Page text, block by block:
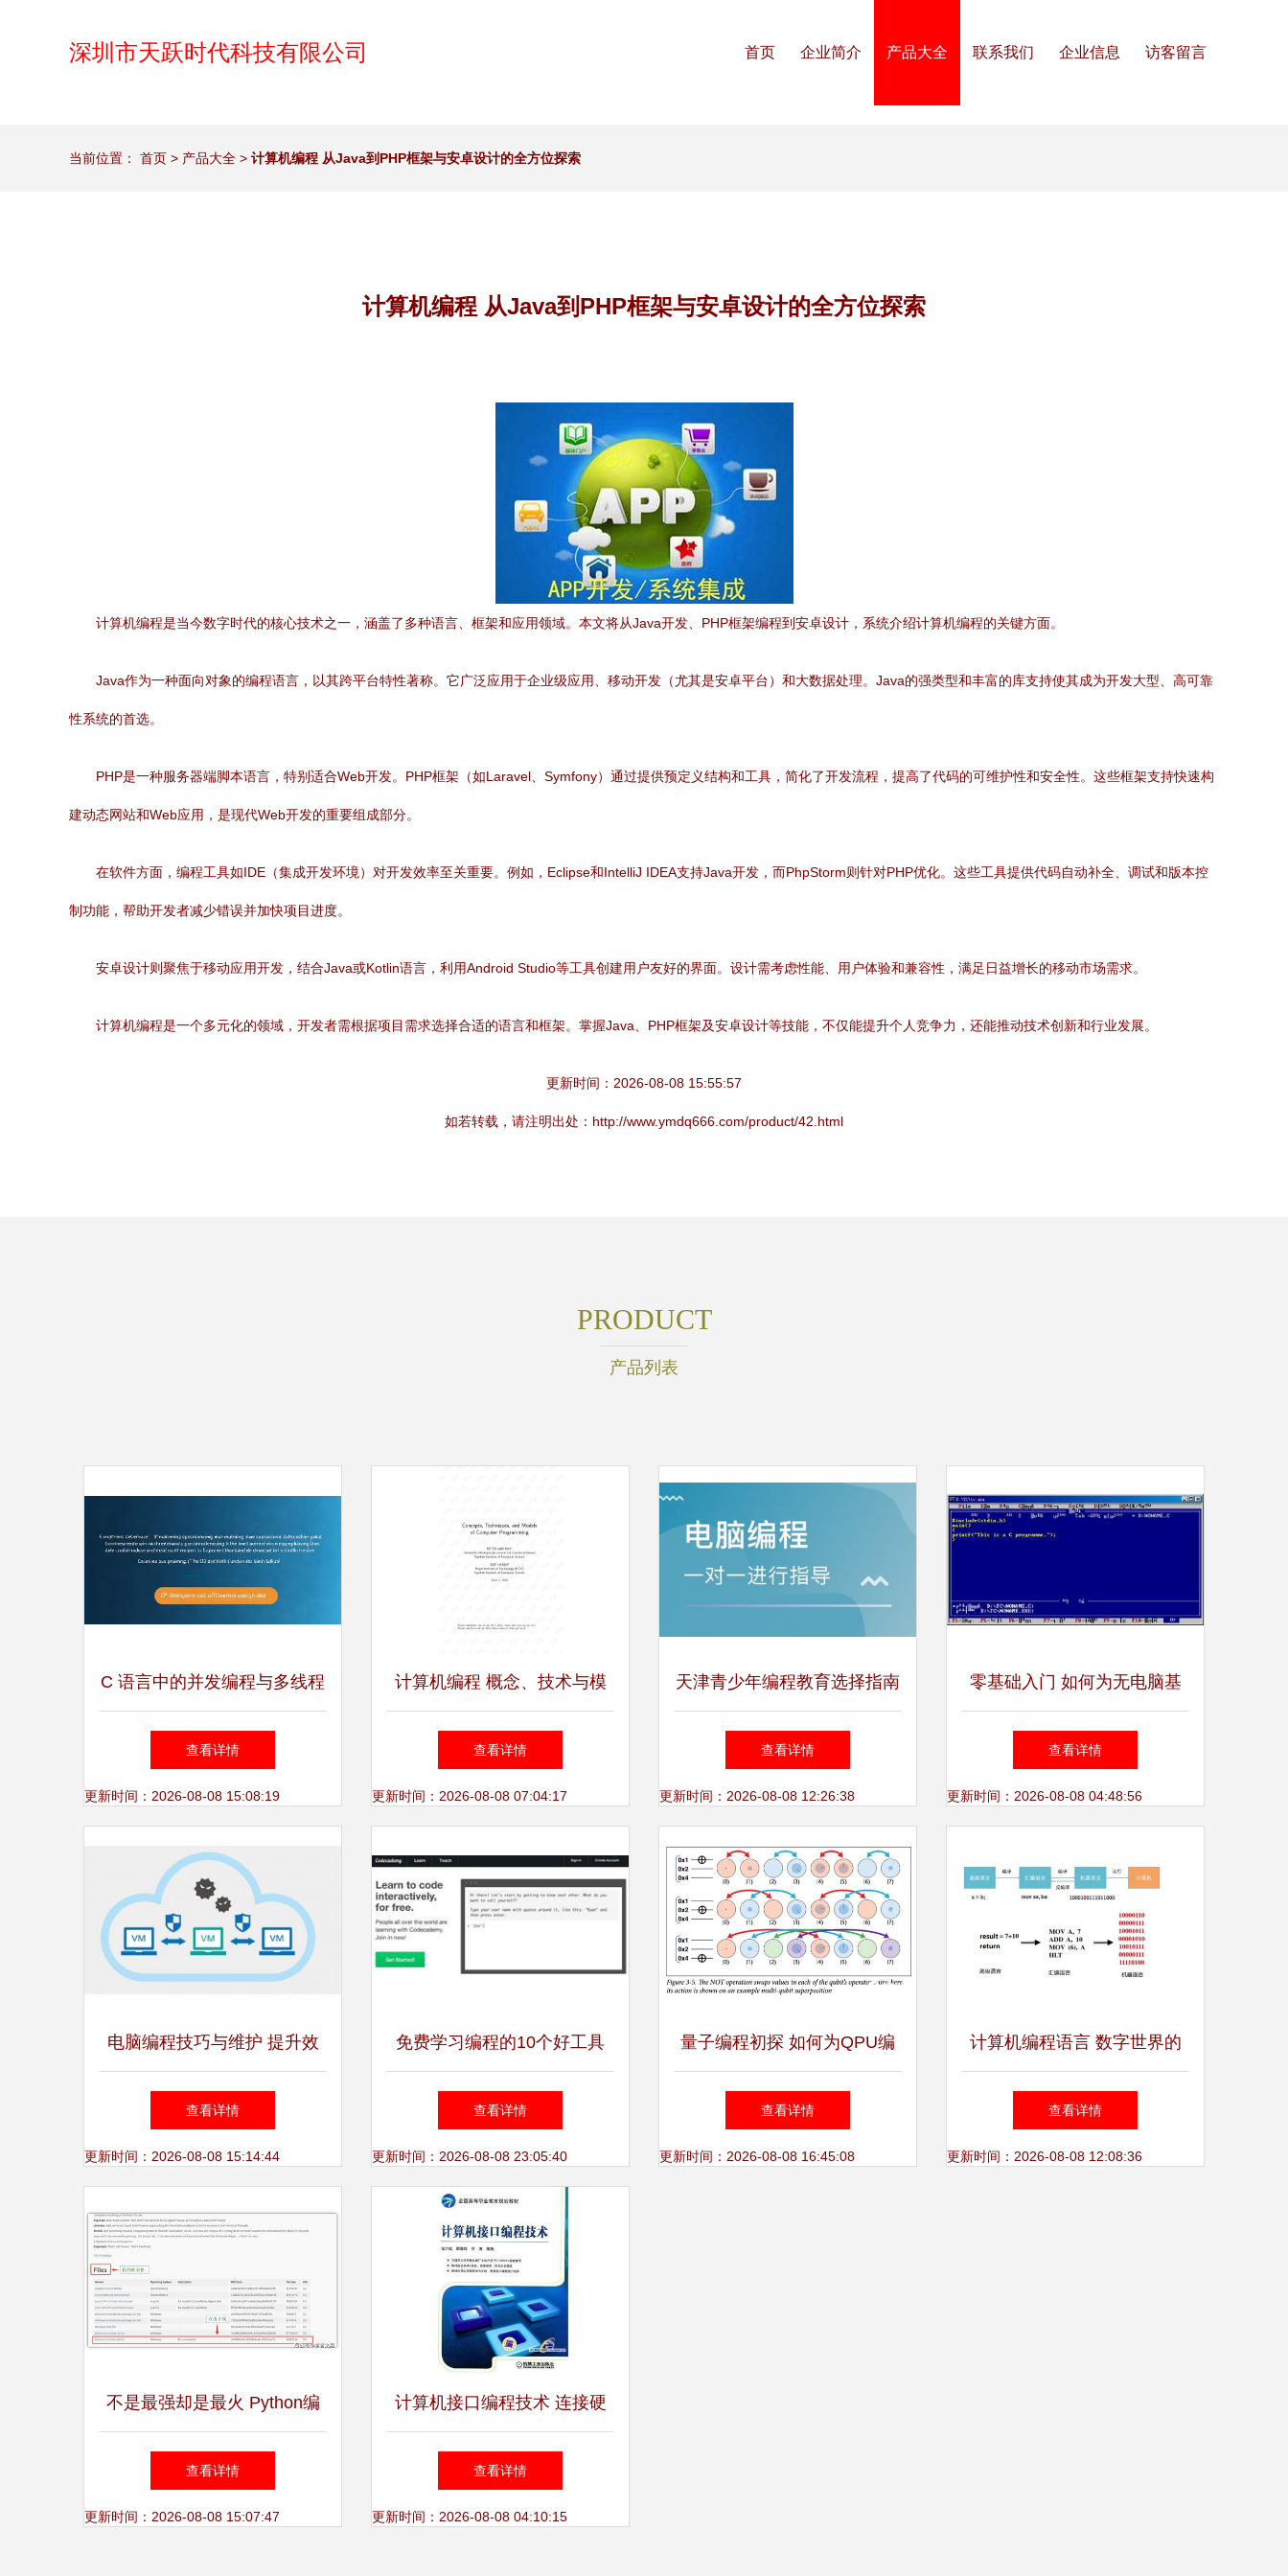
深圳市天跃时代科技有限公司 首页 企业简介 产品大全 联系我们 企业信息 访客留言
当前位置： 首页 > 产品大全 > 计算机编程 从Java到PHP框架与安卓设计的全方位探索
计算机编程 从Java到PHP框架与安卓设计的全方位探索
计算机编程是当今数字时代的核心技术之一，涵盖了多种语言、框架和应用领域。本文将从Java开发、PHP框架编程到安卓设计，系统介绍计算机编程的关键方面。
Java作为一种面向对象的编程语言，以其跨平台特性著称。它广泛应用于企业级应用、移动开发（尤其是安卓平台）和大数据处理。Java的强类型和丰富的库支持使其成为开发大型、高可靠
性系统的首选。
PHP是一种服务器端脚本语言，特别适合Web开发。PHP框架（如Laravel、Symfony）通过提供预定义结构和工具，简化了开发流程，提高了代码的可维护性和安全性。这些框架支持快速构
建动态网站和Web应用，是现代Web开发的重要组成部分。
在软件方面，编程工具如IDE（集成开发环境）对开发效率至关重要。例如，Eclipse和IntelliJ IDEA支持Java开发，而PhpStorm则针对PHP优化。这些工具提供代码自动补全、调试和版本控
制功能，帮助开发者减少错误并加快项目进度。
安卓设计则聚焦于移动应用开发，结合Java或Kotlin语言，利用Android Studio等工具创建用户友好的界面。设计需考虑性能、用户体验和兼容性，满足日益增长的移动市场需求。
计算机编程是一个多元化的领域，开发者需根据项目需求选择合适的语言和框架。掌握Java、PHP框架及安卓设计等技能，不仅能提升个人竞争力，还能推动技术创新和行业发展。
更新时间：2026-08-08 15:55:57
如若转载，请注明出处：http://www.ymdq666.com/product/42.html
PRODUCT
产品列表
C 语言中的并发编程与多线程
应用
查看详情
更新时间：2026-08-08 15:08:19
计算机编程 概念、技术与模
型探析
查看详情
更新时间：2026-08-08 07:04:17
天津青少年编程教育选择指南
探析CS培训价格与机构优劣
查看详情
更新时间：2026-08-08 12:26:38
零基础入门 如何为无电脑基
础者打开编程世界的大门
查看详情
更新时间：2026-08-08 04:48:56
电脑编程技巧与维护 提升效
率与保障代码健康
查看详情
更新时间：2026-08-08 15:14:44
免费学习编程的10个好工具
计算机编程入门与进阶的得力
助手
查看详情
更新时间：2026-08-08 23:05:40
量子编程初探 如何为QPU编
写程序
查看详情
更新时间：2026-08-08 16:45:08
计算机编程语言 数字世界的
构建基石
查看详情
更新时间：2026-08-08 12:08:36
不是最强却是最火 Python编
程语言的下载与安装完全指南
查看详情
更新时间：2026-08-08 15:07:47
计算机接口编程技术 连接硬
件与软件的桥梁
查看详情
更新时间：2026-08-08 04:10:15